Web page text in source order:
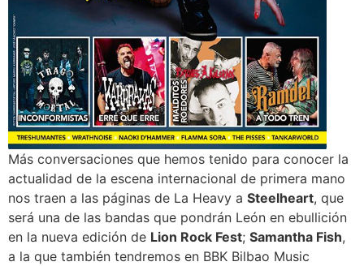
Más conversaciones que hemos tenido para conocer la
actualidad de la escena internacional de primera mano
nos traen a las páginas de La Heavy a Steelheart, que
será una de las bandas que pondrán León en ebullición
en la nueva edición de Lion Rock Fest; Samantha Fish,
a la que también tendremos en BBK Bilbao Music